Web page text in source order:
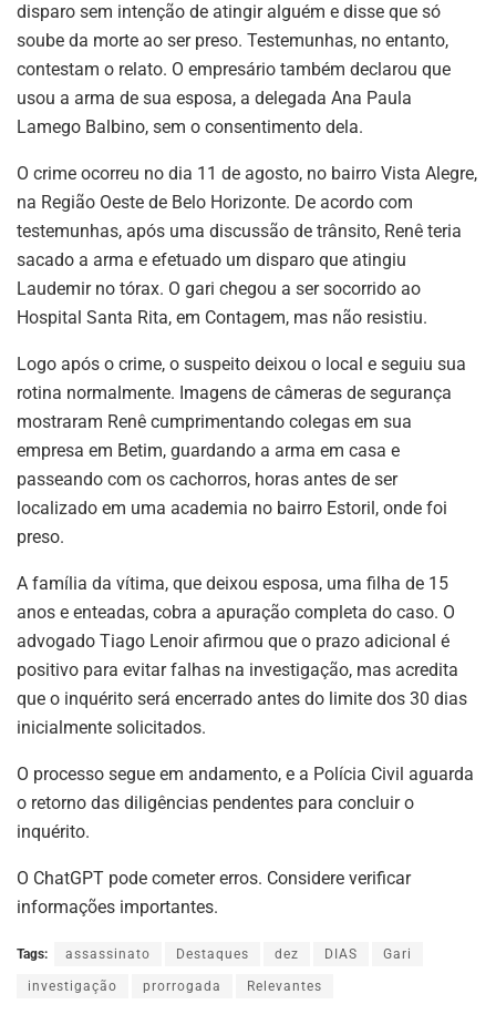
disparo sem intenção de atingir alguém e disse que só
soube da morte ao ser preso. Testemunhas, no entanto,
contestam o relato. O empresário também declarou que
usou a arma de sua esposa, a delegada Ana Paula
Lamego Balbino, sem o consentimento dela.
O crime ocorreu no dia 11 de agosto, no bairro Vista Alegre,
na Região Oeste de Belo Horizonte. De acordo com
testemunhas, após uma discussão de trânsito, Renê teria
sacado a arma e efetuado um disparo que atingiu
Laudemir no tórax. O gari chegou a ser socorrido ao
Hospital Santa Rita, em Contagem, mas não resistiu.
Logo após o crime, o suspeito deixou o local e seguiu sua
rotina normalmente. Imagens de câmeras de segurança
mostraram Renê cumprimentando colegas em sua
empresa em Betim, guardando a arma em casa e
passeando com os cachorros, horas antes de ser
localizado em uma academia no bairro Estoril, onde foi
preso.
A família da vítima, que deixou esposa, uma filha de 15
anos e enteadas, cobra a apuração completa do caso. O
advogado Tiago Lenoir afirmou que o prazo adicional é
positivo para evitar falhas na investigação, mas acredita
que o inquérito será encerrado antes do limite dos 30 dias
inicialmente solicitados.
O processo segue em andamento, e a Polícia Civil aguarda
o retorno das diligências pendentes para concluir o
inquérito.
O ChatGPT pode cometer erros. Considere verificar
informações importantes.
Tags: assassinato Destaques dez DIAS Gari
investigação prorrogada Relevantes